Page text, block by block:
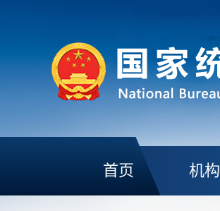
首页 机构